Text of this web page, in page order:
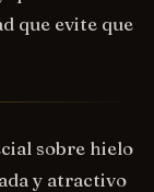
que evite que
sobre hielo
y atractivo